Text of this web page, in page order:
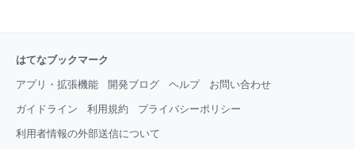
はてなブックマーク
アプリ・拡張機能 開発ブログ ヘルプ お問い合わせ
ガイドライン 利用規約 プライバシーポリシー
利用者情報の外部送信について